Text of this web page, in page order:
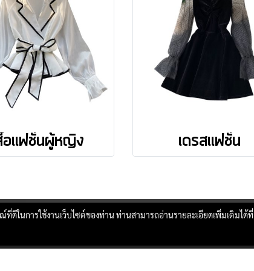
อแฟชั่นผู้หญิง เดรสแฟชั่น
ดีในการใช้งานเว็บไซต์ของท่าน ท่านสามารถอ่านรายละเอียดเพิ่มเติมได้ที่